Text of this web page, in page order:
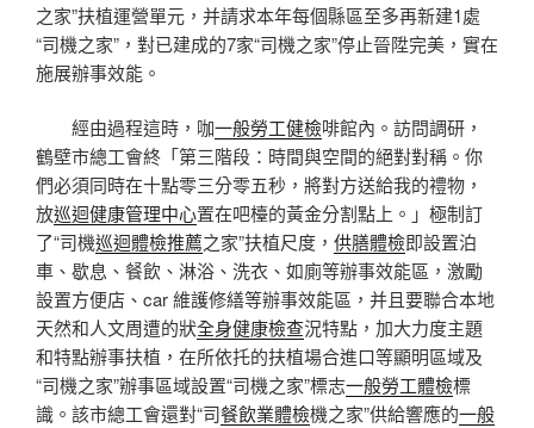
之家”扶植運營單元，并請求本年每個縣區至多再新建1處
“司機之家”，對已建成的7家“司機之家”停止晉陞完美，實在
施展辦事效能。
經由過程這時，咖一般勞工健檢啡館內。訪問調研，
鶴壁市總工會終「第三階段：時間與空間的絕對對稱。你
們必須同時在十點零三分零五秒，將對方送給我的禮物，
放巡迴健康管理中心置在吧檯的黃金分割點上。」極制訂
了“司機巡迴體檢推薦之家”扶植尺度， 供膳體檢即設置泊
車、歇息、餐飲、淋浴、洗衣、如廁等辦事效能區，激勵
設置方便店、car 維護修繕等辦事效能區，并且要聯合本地
天然和人文周遭的狀全身健康檢查況特點，加大力度主題
和特點辦事扶植，在所依托的扶植場合進口等顯明區域及
“司機之家”辦事區域設置“司機之家”標志一般勞工體檢標
識。該市總工會還對“司餐飲業體檢機之家”供給響應的一般